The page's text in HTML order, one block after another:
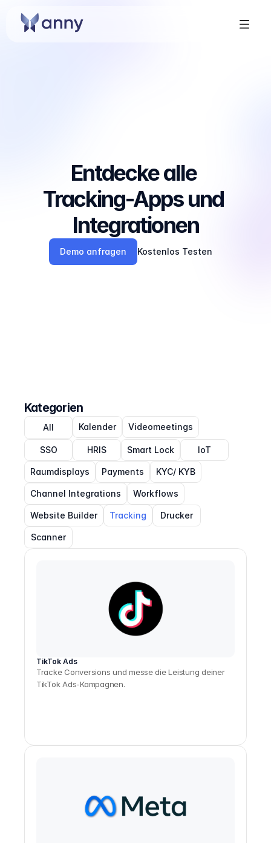
Entdecke alle
Tracking-Apps und
Integrationen
Demo anfragen Kostenlos Testen
Kategorien
All Kalender Videomeetings
SSO HRIS Smart Lock IoT
Raumdisplays Payments KYC/ KYB
Channel Integrations Workflows
Website Builder Tracking Drucker
Scanner
TikTok Ads
Tracke Conversions und messe die Leistung deiner
TikTok Ads-Kampagnen.